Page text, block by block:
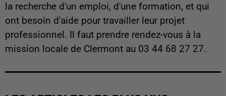
la recherche d'un emploi, d'une formation, et qui
ont besoin d'aide pour travailler leur projet
professionnel. Il faut prendre rendez-vous à la
mission locale de Clermont au 03 44 68 27 27.